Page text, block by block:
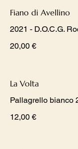
Fiano di Avellino
2021 - D.O.C.G.
20,00 €
La Volta
Pallagrello bianco
12,00 €